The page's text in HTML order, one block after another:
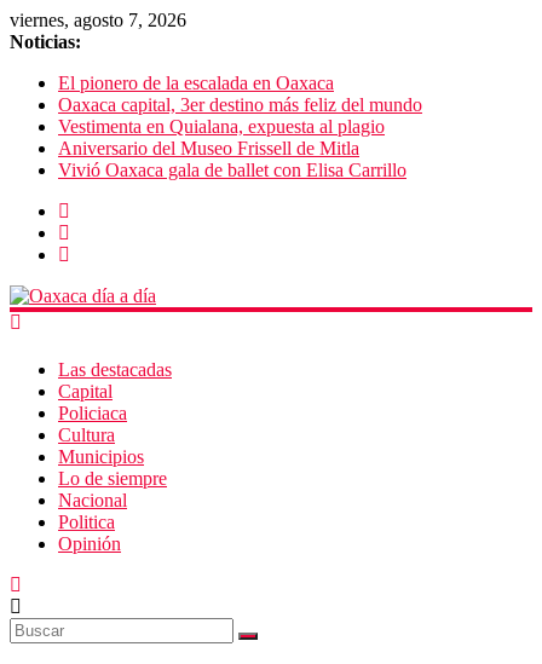
viernes, agosto 7, 2026
Noticias:
El pionero de la escalada en Oaxaca
Oaxaca capital, 3er destino más feliz del mundo
Vestimenta en Quialana, expuesta al plagio
Aniversario del Museo Frissell de Mitla
Vivió Oaxaca gala de ballet con Elisa Carrillo
Las destacadas
Capital
Policiaca
Cultura
Municipios
Lo de siempre
Nacional
Politica
Opinión